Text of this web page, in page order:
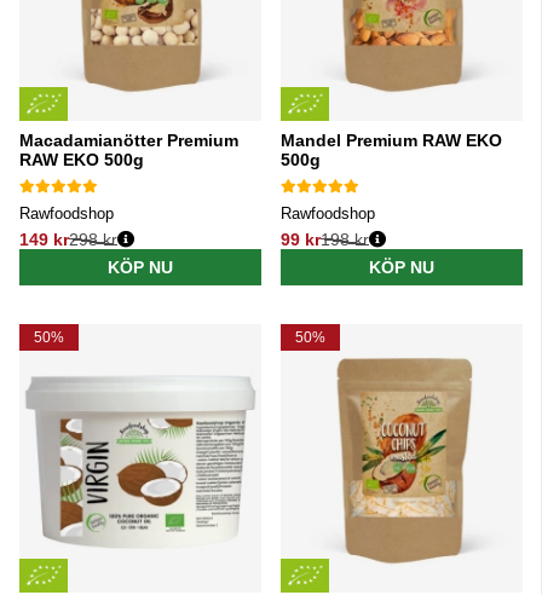
Macadamianötter Premium
RAW EKO 500g
Rawfoodshop
149 kr
Ordinarie pris:
298 kr
KÖP NU
Mandel Premium RAW EKO
500g
Rawfoodshop
99 kr
Ordinarie pris:
198 kr
KÖP NU
50% 50%